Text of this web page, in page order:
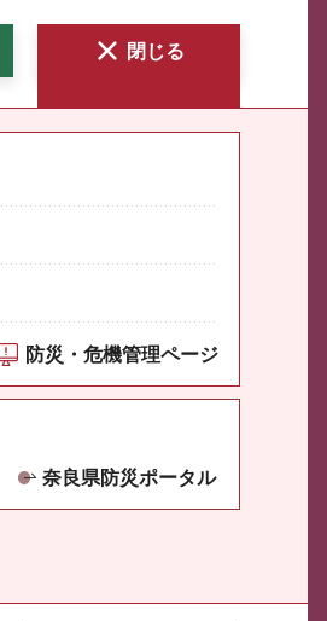
閉じる
防災・危機管理ページ
奈良県防災ポータル